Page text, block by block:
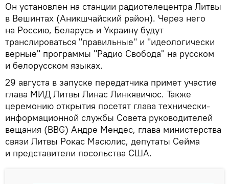
Он установлен на станции радиотелецентра Литвы
в Вешинтах (Аникшчайский район). Через него
на Россию, Беларусь и Украину будут
транслироваться "правильные" и "идеологически
верные" программы "Радио Свобода" на русском
и белорусском языках.
29 августа в запуске передатчика примет участие
глава МИД Литвы Линас Линкявичюс. Также
церемонию открытия посетят глава технически-
информационной службы Совета руководителей
вещания (BBG) Андре Мендес, глава министерства
связи Литвы Рокас Масюлис, депутаты Сейма
и представители посольства США.